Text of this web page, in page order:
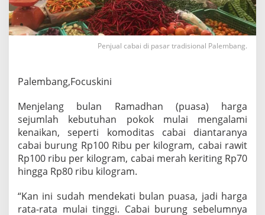
b
a
n
g
T
b
1
0
R
i
b
u
K
g
Penjual cabai di pasar tradisional Palembang.
Palembang,Focuskini
Menjelang bulan Ramadhan (puasa) harga
sejumlah kebutuhan pokok mulai mengalami
kenaikan, seperti komoditas cabai diantaranya
cabai burung Rp100 Ribu per kilogram, cabai rawit
Rp100 ribu per kilogram, cabai merah keriting Rp70
hingga Rp80 ribu kilogram.
“Kan ini sudah mendekati bulan puasa, jadi harga
rata-rata mulai tinggi. Cabai burung sebelumnya